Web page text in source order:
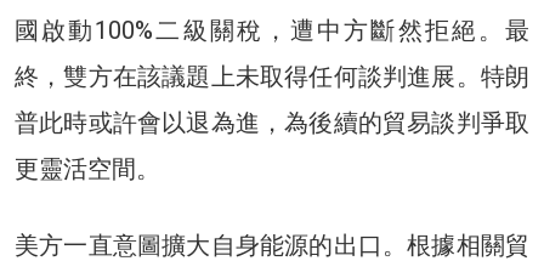
國啟動100%二級關稅，遭中方斷然拒絕。最
終，雙方在該議題上未取得任何談判進展。特朗
普此時或許會以退為進，為後續的貿易談判爭取
更靈活空間。
美方一直意圖擴大自身能源的出口。根據相關貿